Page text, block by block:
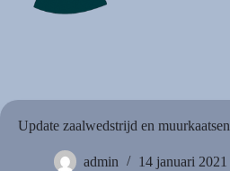
Update zaalwedstrijd en muurkaatsen
admin 14 januari 2021